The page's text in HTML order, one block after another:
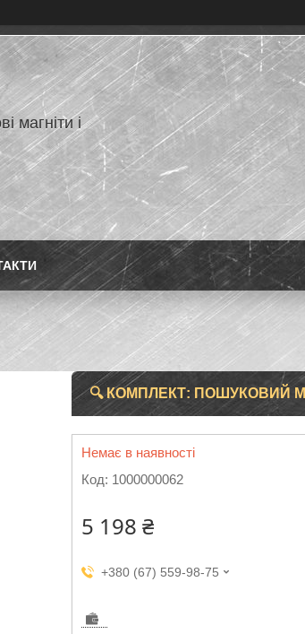
магніти і
🔍 КОМПЛЕКТ: ПОШУКОВИЙ
Немає в наявності
Код: 1000000062
5 198 ₴
+380 (67) 559-98-75